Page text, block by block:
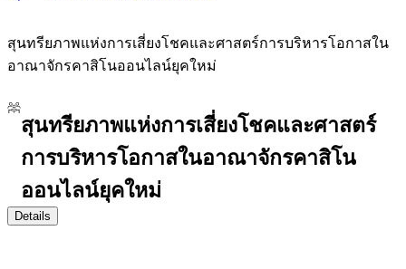
สุนทรียภาพแห่งการเสี่ยงโชคและศาสตร์การบริหารโอกาสใน
อาณาจักรคาสิโนออนไลน์ยุคใหม่
สุนทรียภาพแห่งการเสี่ยงโชคและศาสตร์
การบริหารโอกาสในอาณาจักรคาสิโน
ออนไลน์ยุคใหม่
Details